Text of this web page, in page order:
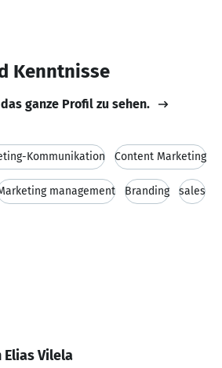
Kenntnisse
ganze Profil zu sehen.
Kommunikation Content Marketing
management Branding sales
Vilela